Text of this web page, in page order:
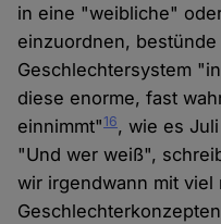
in eine "weibliche"
einzuordnen,
Geschlechtersystem
diese enorme, fast
einnimmt"16, wie es
"Und wer weiß",
wir irgendwann mit viel